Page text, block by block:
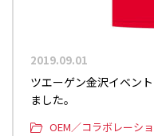
2019.09.01
ツエーゲン金沢イベン
ました。
OEM／コラボレーシ